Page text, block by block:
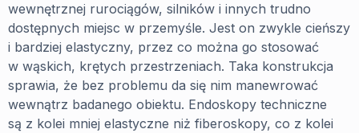
wewnętrznej rurociągów, silników i innych trudno
dostępnych miejsc w przemyśle. Jest on zwykle cieńszy
i bardziej elastyczny, przez co można go stosować
w wąskich, krętych przestrzeniach. Taka konstrukcja
sprawia, że bez problemu da się nim manewrować
wewnątrz badanego obiektu. Endoskopy techniczne
są z kolei mniej elastyczne niż fiberoskopy, co z kolei